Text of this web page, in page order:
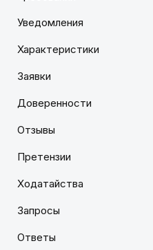
Уведомления
Характеристики
Заявки
Доверенности
Отзывы
Претензии
Ходатайства
Запросы
Ответы